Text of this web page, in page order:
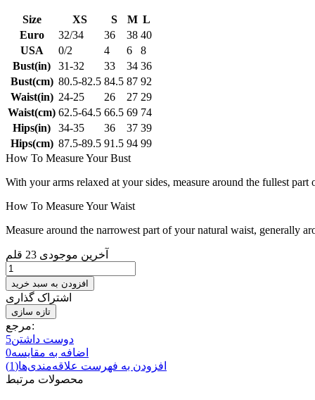
Size XS S M L
Euro
32/34 36 38 40
USA
0/2 4 6
8
Bust(in)
31-32 33 34 36
Bust(cm) 80.5-82.5 84.5 87 92
Waist(in) 24-25 26 27 29
Waist(cm) 62.5-64.5 66.5 69 74
Hips(in)
34-35 36 37 39
Hips(cm) 87.5-89.5 91.5 94 99
How To Measure Your Bust
With your arms relaxed at your sides, measure around the fullest part
How To Measure Your Waist
Measure around the narrowest part of your natural waist, generally
آخرین موجودی 23 قلم
افزودن به سبد خرید
اشتراک گذاری
مرجع:
دوست داشتن5
اضافه به مقایسه0
افزودن به فهرست علاقه‌مندی‌ها(
1
)
محصولات مرتبط